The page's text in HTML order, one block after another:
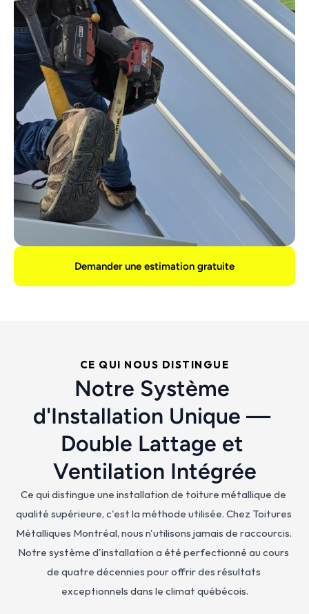
Demander une estimation gratuite
CE QUI NOUS DISTINGUE
Notre Système
d'Installation Unique —
Double Lattage et
Ventilation Intégrée
Ce qui distingue une installation de toiture métallique de
qualité supérieure, c'est la méthode utilisée. Chez Toitures
Métalliques Montréal, nous n'utilisons jamais de raccourcis.
Notre système d'installation a été perfectionné au cours
de quatre décennies pour offrir des résultats
exceptionnels dans le climat québécois.